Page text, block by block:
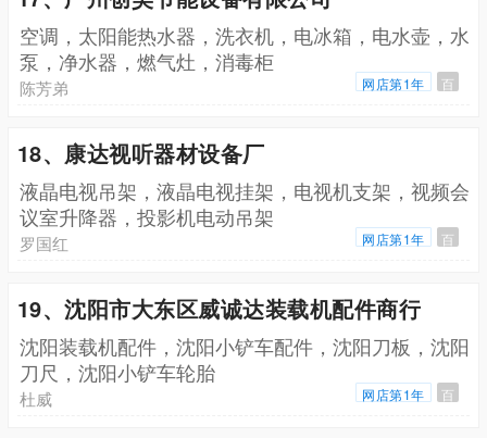
空调，太阳能热水器，洗衣机，电冰箱，电水壶，水
泵，净水器，燃气灶，消毒柜
陈芳弟 网店第1年 百
18、康达视听器材设备厂
液晶电视吊架，液晶电视挂架，电视机支架，视频会
议室升降器，投影机电动吊架
罗国红 网店第1年 百
19、沈阳市大东区威诚达装载机配件商行
沈阳装载机配件，沈阳小铲车配件，沈阳刀板，沈阳
刀尺，沈阳小铲车轮胎
杜威 网店第1年 百